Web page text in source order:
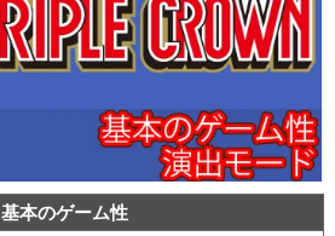
基本のゲーム性